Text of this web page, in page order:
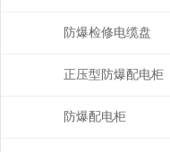
防爆检修电缆盘
正压型防爆配电柜
防爆配电柜